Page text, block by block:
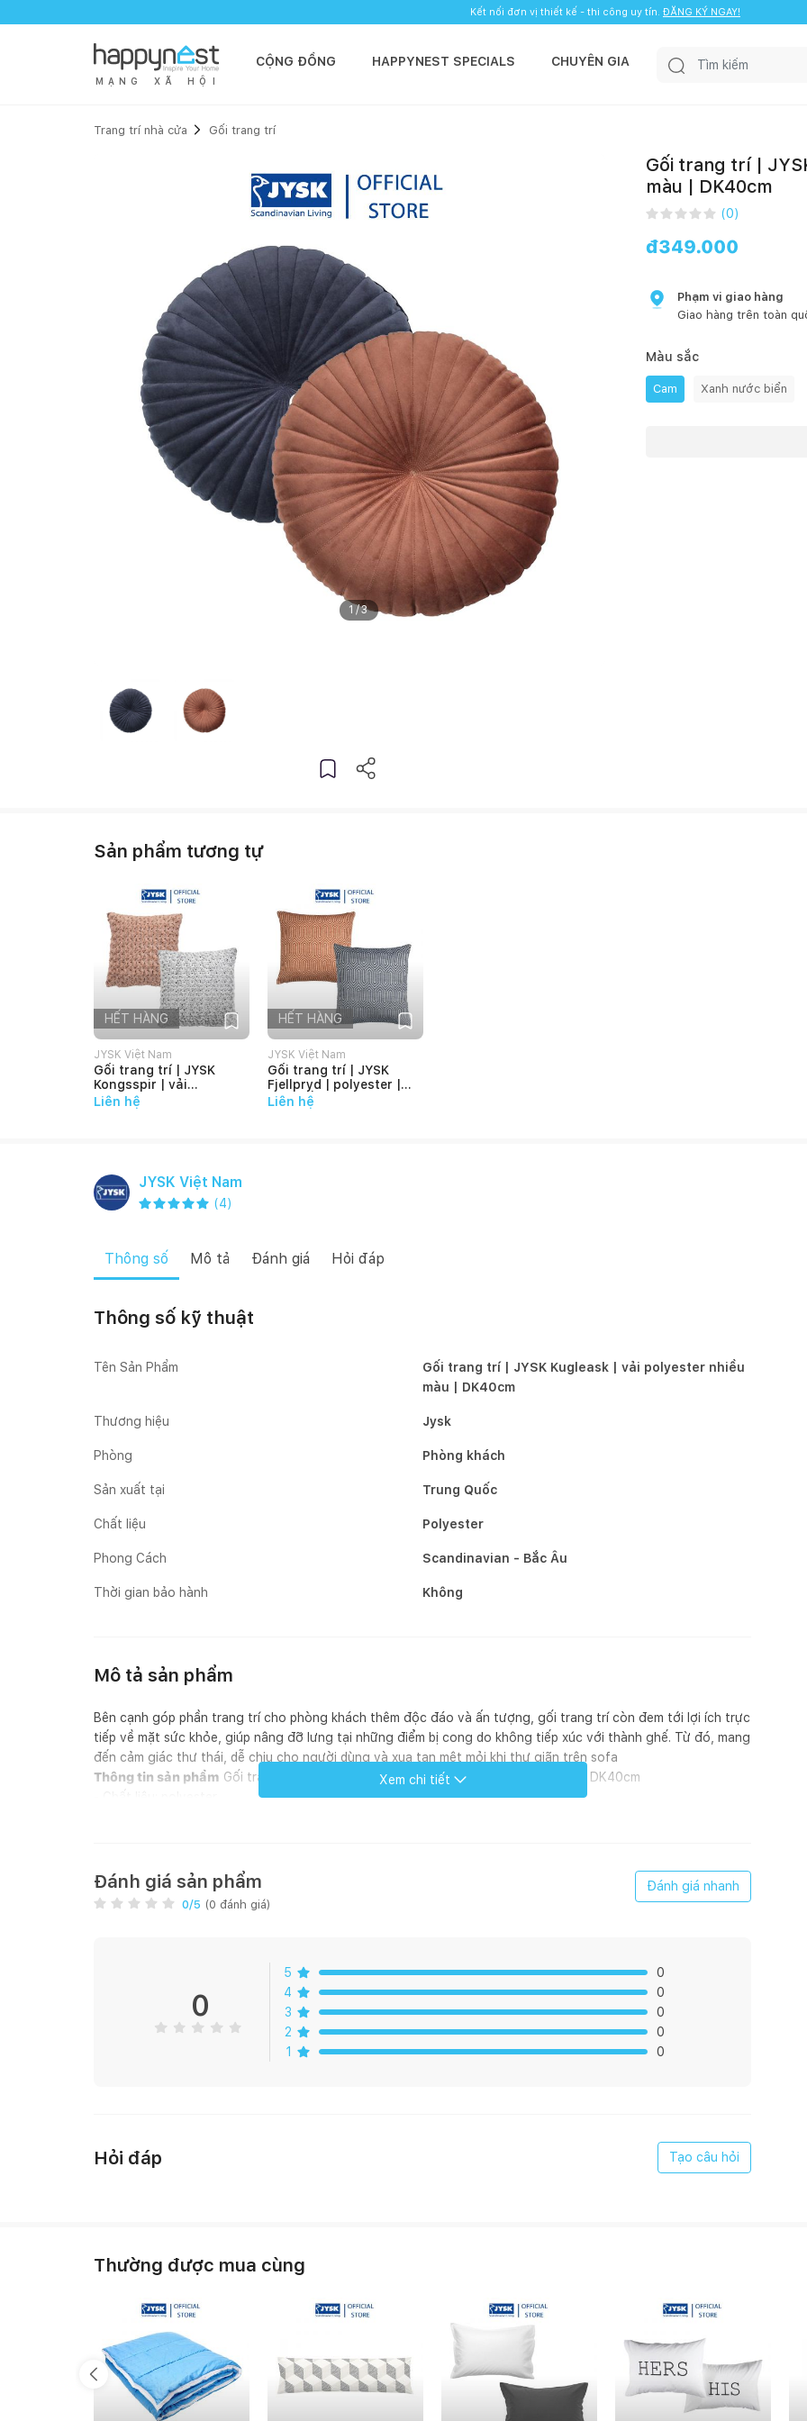
Kết nối đơn vị thiết kế - thi công uy tín. ĐĂNG KÝ NGAY!
M Ạ N G X Ã H Ộ I
CỘNG ĐỒNG HAPPYNEST SPECIALS CHUYÊN GIA
Trang trí nhà cửa Gối trang trí
1 /3
Gối trang trí |
màu | DK40cm
(0)
đ349.000
Phạm vi giao hàng
Giao hàng trên toàn
Màu sắc
Cam Xanh nước biển
Sản phẩm tương tự
HẾT HÀNG
JYSK Việt Nam
Gối trang trí | JYSK
Kongsspir | vải
polyester dạ | màu
hồng/xám | D45xR45cm
Liên hệ
HẾT HÀNG
JYSK Việt Nam
Gối trang trí | JYSK
Fjellpryd | polyester |
cam đất/xanh |
45x45cm
Liên hệ
JYSK Việt Nam
(4)
Thông số Mô tả Đánh giá Hỏi đáp
Thông số kỹ thuật
Tên Sản Phẩm
Gối trang trí | JYSK Kugleask | vải polyester nhiều
màu | DK40cm
Thương hiệu Jysk
Phòng Phòng khách
Sản xuất tại Trung Quốc
Chất liệu Polyester
Phong Cách Scandinavian - Bắc Âu
Thời gian bảo hành Không
Mô tả sản phẩm
Bên cạnh góp phần trang trí cho phòng khách thêm độc đáo và ấn tượng, gối trang trí còn đem tới lợi ích trực
tiếp về mặt sức khỏe, giúp nâng đỡ lưng tại những điểm bị cong do không tiếp xúc với thành ghế. Từ đó, mang
đến cảm giác thư thái, dễ chịu cho người dùng và xua tan mệt mỏi khi thư giãn trên sofa
Thông tin sản phẩm Gối trang trí | KUGLEASK | polyester | xanh dương đậm/cam | DK40cm
Xem chi tiết
Đánh giá sản phẩm
0/5 (0 đánh giá)
Đánh giá nhanh
0
5
0
4
0
3
0
2
0
1
0
Hỏi đáp Tạo câu hỏi
Thường được mua cùng